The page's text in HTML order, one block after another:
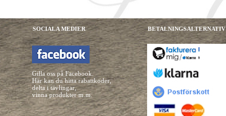
SOCIALA MEDIER
Gilla oss på Facebook.
Här kan du hitta rabattkoder,
delta i tävlingar,
vinna produkter m.m.
BETALNINGSALTERNATIV